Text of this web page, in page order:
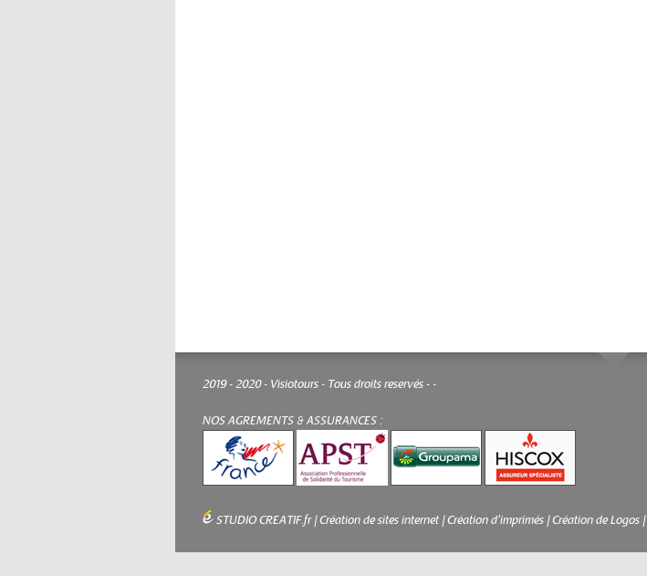
2019 - 2020 - Visiotours - Tous droits reservés - -
NOS AGREMENTS & ASSURANCES :
STUDIO CREATIF.fr|Création de sites internet |Création d'imprimés |Création de Logos |